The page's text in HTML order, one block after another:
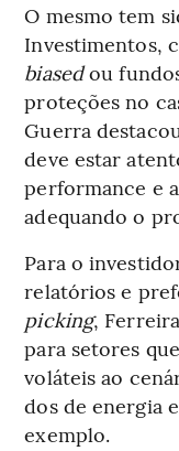
O mesmo tem
Investimentos,
biasedou
proteções no
Guerra
deve estar
performance e
adequando o
Para o
relatórios e
picking,
para setores
voláteis ao
dos de energia
exemplo.